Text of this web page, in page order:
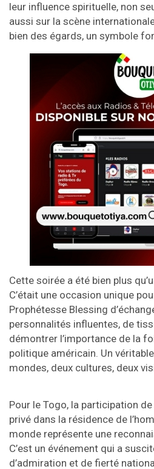
leur influence spirituelle, non
aussi sur la scène
bien des égards, un symbole
Cette soirée a été bien plus
C’était une occasion unique
Prophétesse Blessing
personnalités influentes, de
démontrer l’importance de la
politique américain. Un
mondes, deux cultures, deux
Pour le Togo, la participation
privé dans la résidence de
monde représente une
C’est un événement qui a
d’admiration et de fierté